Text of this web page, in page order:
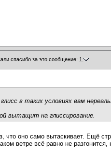
спасибо за это сообщение: 1
в таких условиях вам
вытащит на глиссирование.
оно само вытаскивает. Ещё
ветре всё равно не